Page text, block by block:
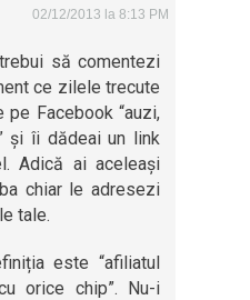
02/12/2013 la 8:13 PM
să comentezi
ce zilele trecute
Facebook “auzi,
și îi dădeai un link
Adică ai aceleași
chiar le adresezi
tale.
este “afiliatul
orice chip”. Nu-i